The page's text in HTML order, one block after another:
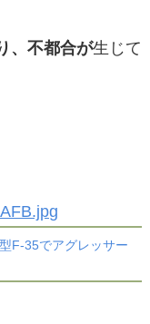
、不都合が生じて
F-35でアグレッサー